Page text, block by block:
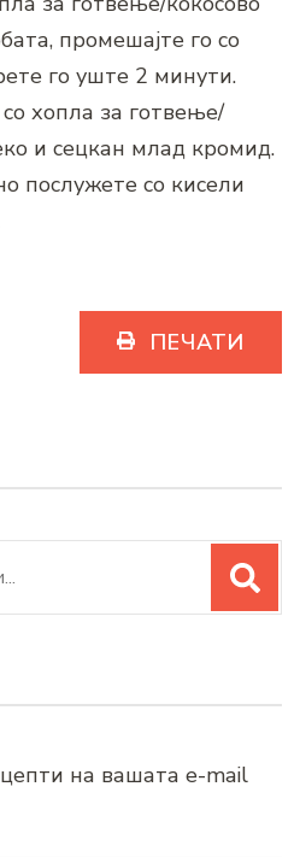
промешајте го со
го уште 2 минути.
хопла за готвење/
и сецкан млад кромид.
послужете со кисели
ПЕЧАТИ
на вашата e-mail